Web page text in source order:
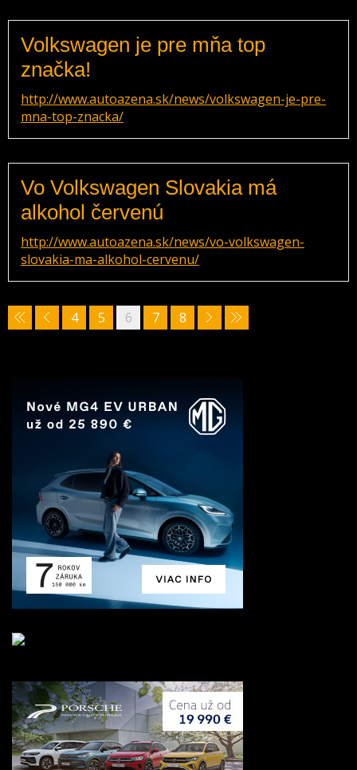
Volkswagen je pre mňa top
značka!
http://www.autoazena.sk/news/volkswagen-je-pre-
mna-top-znacka/
Vo Volkswagen Slovakia má
alkohol červenú
http://www.autoazena.sk/news/vo-volkswagen-
slovakia-ma-alkohol-cervenu/
4 5 6 7 8